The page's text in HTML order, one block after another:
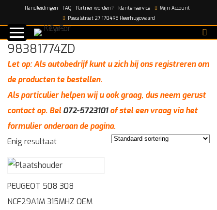
Handleidingen FAQ Partner worden? klantenservice
Mijn Account
Pascalstraat 27 1704RE Heerhugowaard
Home/98381774ZD
98381774ZD
Let op: Als autobedrijf kunt u zich bij ons registreren om
de producten te bestellen.
Als particulier helpen wij u ook graag, dus neem gerust
contact op. Bel072-5723101of stel een vraag via het
formulier onderaan de pagina.
Enig resultaat
PEUGEOT 508 308
NCF29A1M 315MHZ OEM